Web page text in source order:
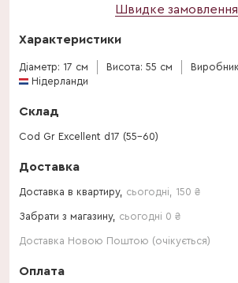
Швидке замовлення
Характеристики
Діаметр: 17 см Висота: 55 см
Нідерланди
Склад
Cod Gr Excellent d17 (55-60)
Доставка
Доставка в квартиру, сьогодні 150 ₴
Забрати з магазину, сьогодні 0 ₴
Доставка Новою Поштою (очікується)
Оплата